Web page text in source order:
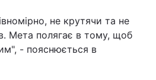
не крутячи та не
Мета полягає в тому, щоб
- пояснюється в